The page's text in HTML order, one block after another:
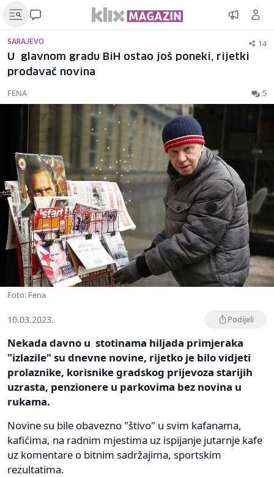
SARAJEVO 14
U glavnom gradu BiH ostao još poneki, rijetki
prodavač novina
FENA 5
Foto: Fena
10.03.2023. Podijeli
Nekada davno u stotinama hiljada primjeraka
"izlazile" su dnevne novine, rijetko je bilo vidjeti
prolaznike, korisnike gradskog prijevoza starijih
uzrasta, penzionere u parkovima bez novina u
rukama.
Novine su bile obavezno "štivo" u svim kafanama,
kafićima, na radnim mjestima uz ispijanje jutarnje kafe
uz komentare o bitnim sadržajima, sportskim
rezultatima.